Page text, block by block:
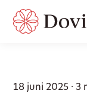
18 juni 2025 · 3